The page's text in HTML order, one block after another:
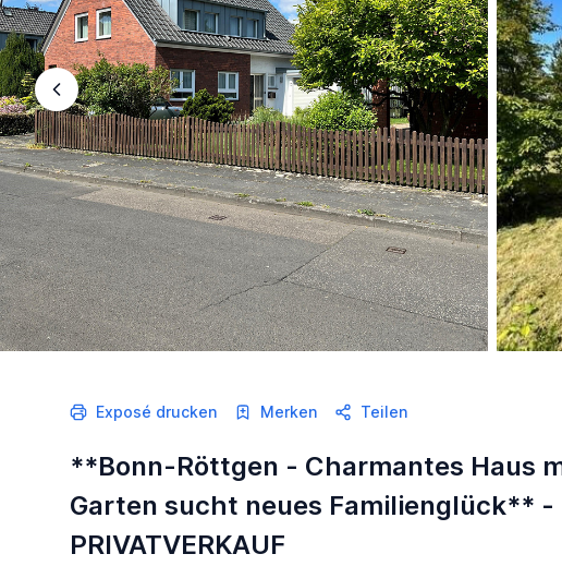
Exposé drucken Merken Teilen
**Bonn-Röttgen - Charmantes Haus
Garten sucht neues Familienglück** -
PRIVATVERKAUF